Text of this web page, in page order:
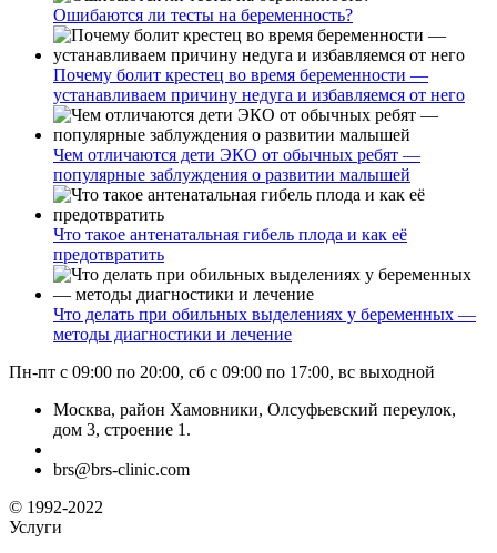
Ошибаются ли тесты на беременность?
Почему болит крестец во время беременности —
устанавливаем причину недуга и избавляемся от него
Чем отличаются дети ЭКО от обычных ребят —
популярные заблуждения о развитии малышей
Что такое антенатальная гибель плода и как её
предотвратить
Что делать при обильных выделениях у беременных —
методы диагностики и лечение
Пн-пт с 09:00 по 20:00, сб с 09:00 по 17:00, вс выходной
Москва, район Хамовники, Олсуфьевский переулок,
дом 3, строение 1.
brs@brs-clinic.com
© 1992-2022
Услуги